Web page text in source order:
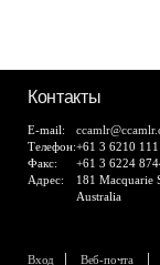
Контакты
E-mail:
Телефон:+61 3 6210
Факс:
+61 3 6224
Адрес:
181 Macquarie
Australia
Вход Веб-почта